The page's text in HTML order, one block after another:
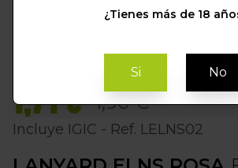
1,71 € 1,90 €
Incluye IGIC - Ref. LELNS02
¿Tienes más de 18
Si No